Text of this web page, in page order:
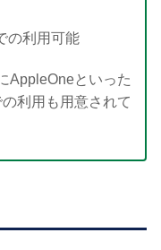
の利用可能
AppleOneといった
利用も用意されて